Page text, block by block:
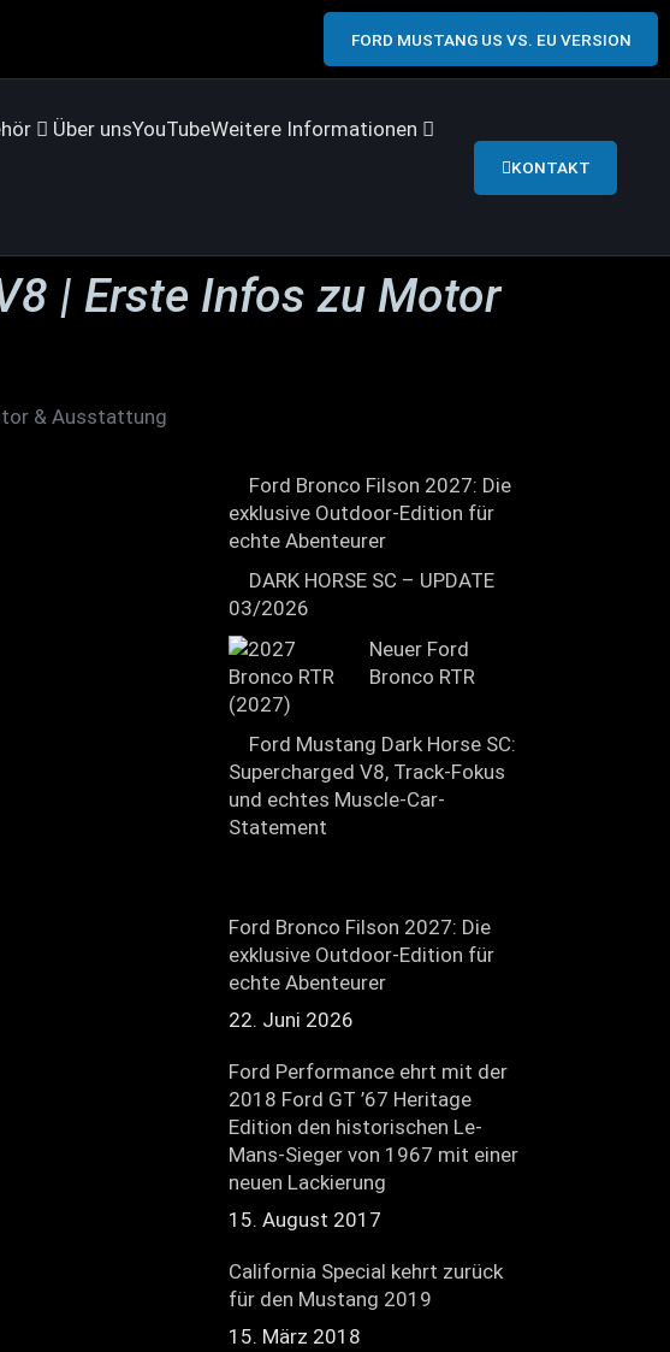
FORD MUSTANG US VS. EU VERSION
Über unsYouTubeWeitere Informationen
KONTAKT
| Erste Infos zu Motor
& Ausstattung
Ford Bronco Filson 2027: Die
exklusive Outdoor-Edition für
echte Abenteurer
DARK HORSE SC – UPDATE
03/2026
Neuer Ford
Bronco RTR
(2027)
Ford Mustang Dark Horse SC:
Supercharged V8, Track-Fokus
und echtes Muscle-Car-
Statement
Ford Bronco Filson 2027: Die
exklusive Outdoor-Edition für
echte Abenteurer
22. Juni 2026
Ford Performance ehrt mit der
2018 Ford GT ’67 Heritage
Edition den historischen Le-
Mans-Sieger von 1967 mit einer
neuen Lackierung
15. August 2017
California Special kehrt zurück
für den Mustang 2019
15. März 2018